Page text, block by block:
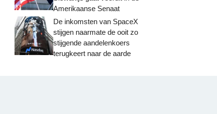
Amerikaanse Senaat
De inkomsten van SpaceX
stijgen naarmate de ooit zo
stijgende aandelenkoers
terugkeert naar de aarde